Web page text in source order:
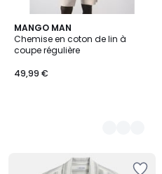
MANGO MAN
Chemise en coton de lin à
coupe régulière
49,99 €
4
Couleurs